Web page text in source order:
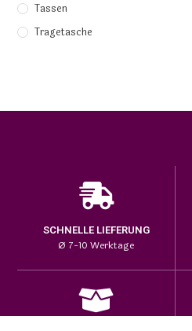
Tassen
Tragetasche
SCHNELLE LIEFERUNG
Ø 7-10 Werktage